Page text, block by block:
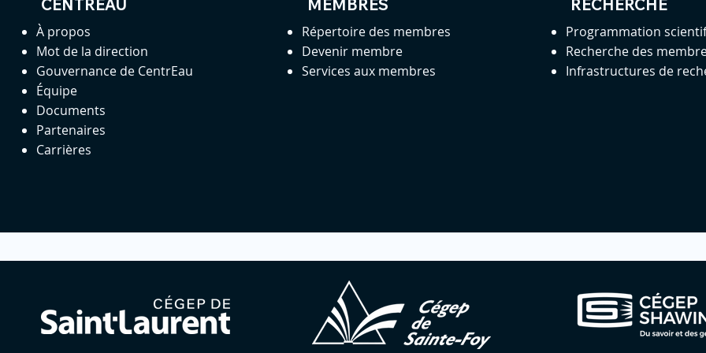
CENTREAU
À propos
Mot de la direction
Gouvernance de CentrEau
Équipe
Documents
Partenaires
Carrières
MEMBRES
Répertoire des membres
Devenir membre
Services aux membres
RECHERCHE
Programmation
Recherche des
Infrastructures de